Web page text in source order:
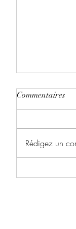
Commentaires
Rédigez un